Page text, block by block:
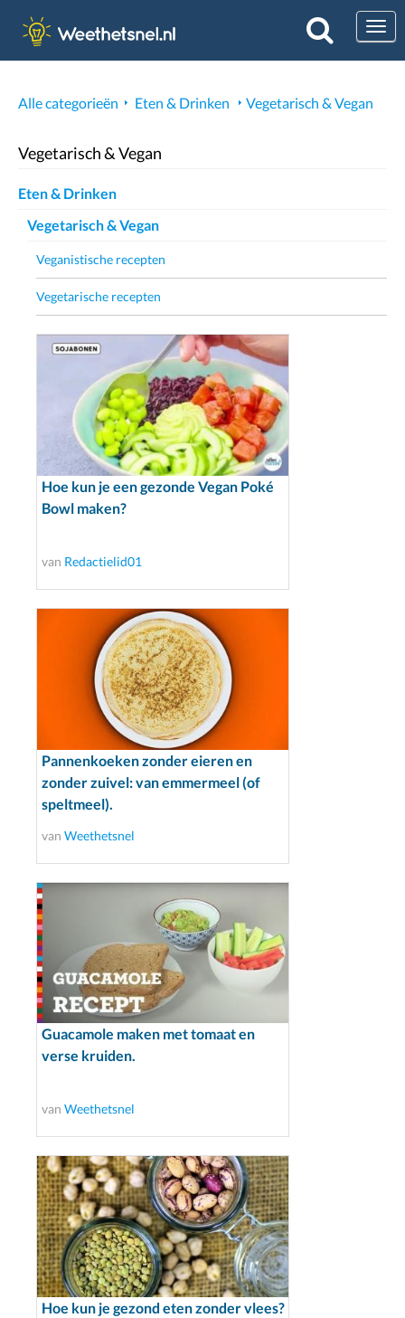
Alle categorieën Eten & Drinken Vegetarisch & Vegan
Vegetarisch & Vegan
Eten & Drinken
Vegetarisch & Vegan
Veganistische recepten
Vegetarische recepten
Hoe kun je een gezonde Vegan Poké
Bowl maken?
van Redactielid01
Pannenkoeken zonder eieren en
zonder zuivel: van emmermeel (of
speltmeel).
van Weethetsnel
Guacamole maken met tomaat en
verse kruiden.
van Weethetsnel
Hoe kun je gezond eten zonder vlees?